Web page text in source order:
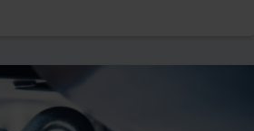
sprzedać samochód w trakcie trwania